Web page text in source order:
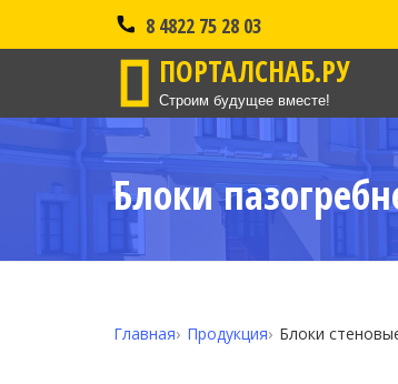
8 4822 75 28 03
ПОРТАЛСНАБ.РУ
Строим будущее вместе!
Блоки
Главная Продукция Блоки